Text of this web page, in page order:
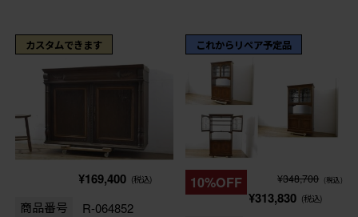
カスタムできます
¥169,400 (税込)
商品番号 R-064852
これからリペア予定品
10%OFF ¥348,700 (税込)
¥313,830 (税込)